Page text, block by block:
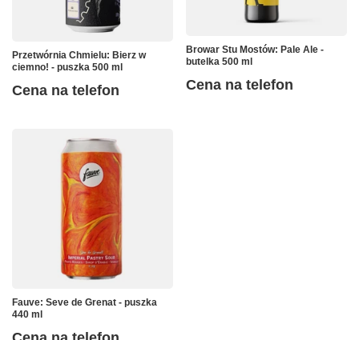
Przetwórnia Chmielu: Bierz w
ciemno! - puszka 500 ml
Cena na telefon
Browar Stu Mostów: Pale Ale -
butelka 500 ml
Cena na telefon
Fauve: Seve de Grenat - puszka
440 ml